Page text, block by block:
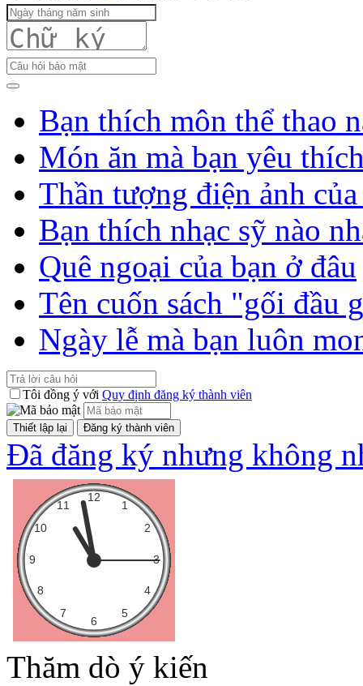
Bạn thích môn thể thao
Món ăn mà bạn yêu
Thần tượng điện ảnh
Bạn thích nhạc sỹ nào
Quê ngoại của bạn ở đâu
Tên cuốn sách "gối đầu
Ngày lễ mà bạn luôn
Tôi đồng ý với Quy định đăng ký thành viên
Đã đăng ký nhưng không
Thăm dò ý kiến